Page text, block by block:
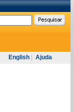
English Ajuda